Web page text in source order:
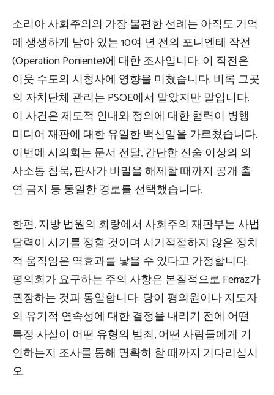
소리아 사회주의의 가장 불편한 선례는 아직도 기억
에 생생하게 남아 있는 10여 년 전의 포니엔테 작전
(Operation Poniente)에 대한 조사입니다. 이 작전은
이웃 수도의 시청사에 영향을 미쳤습니다. 비록 그곳
의 자치단체 관리는 PSOE에서 맡았지만 말입니다.
이 사건은 제도적 인내와 정의에 대한 협력이 병행
미디어 재판에 대한 유일한 백신임을 가르쳤습니다.
이번에 시의회는 문서 전달, 간단한 진술 이상의 의
사소통 침묵, 판사가 비밀을 해제할 때까지 공개 출
연 금지 등 동일한 경로를 선택했습니다.
한편, 지방 법원의 회랑에서 사회주의 재판부는 사법
달력이 시기를 정할 것이며 시기적절하지 않은 정치
적 움직임은 역효과를 낳을 수 있다고 가정합니다.
평의회가 요구하는 주의 사항은 본질적으로 Ferraz가
권장하는 것과 동일합니다. 당이 평의원이나 지도자
의 유기적 연속성에 대한 결정을 내리기 전에 어떤
특정 사실이 어떤 유형의 범죄, 어떤 사람들에게 기
인하는지 조사를 통해 명확히 할 때까지 기다리십시
오.